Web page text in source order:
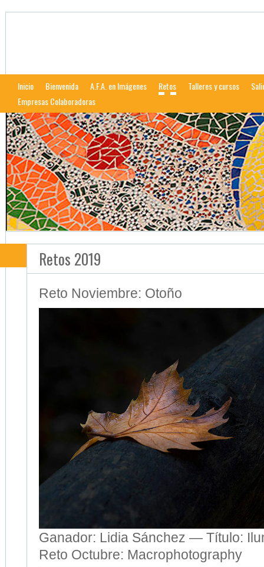
Inicio Bienvenida A.F.A. en Imágenes Retos Talleres y cursos
Empresas Colaboradoras
Retos 2019
Reto Noviembre: Otoño
Ganador: Lidia Sánchez — Título:
Reto Octubre: Macrophotography